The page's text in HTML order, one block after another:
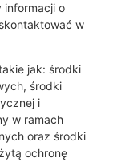
informacji o
w
jak: środki
środki
i
w ramach
oraz środki
ochronę